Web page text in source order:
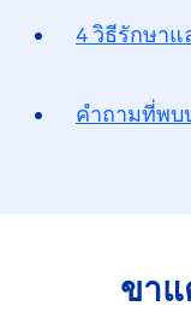
4 วิธีรักษา
คำถามที่พบ
ขาแ